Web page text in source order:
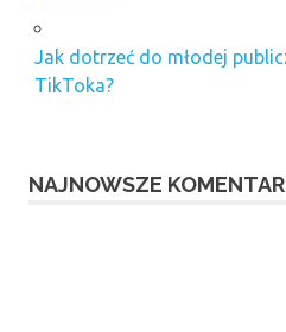
Jak dotrzeć do młodej
TikToka?
NAJNOWSZE